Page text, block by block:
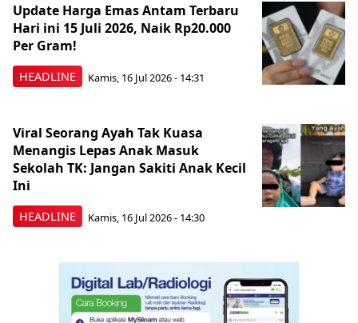
HEADLINE
Update Harga Emas Antam Terbaru
Hari ini 15 Juli 2026, Naik Rp20.000
Per Gram!
Kamis, 16 Jul 2026 - 14:31
HEADLINE
Viral Seorang Ayah Tak Kuasa
Menangis Lepas Anak Masuk
Sekolah TK: Jangan Sakiti Anak Kecil
Ini
Kamis, 16 Jul 2026 - 14:30